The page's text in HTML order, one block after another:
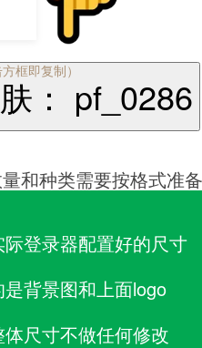
和种类需要按格式准
作，直到得到确认!
方框即复制）
： pf_0286
登录器配置好的尺寸
背景图和上面logo
尺寸不做任何修改